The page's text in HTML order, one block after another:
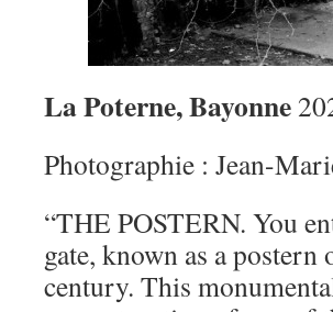
La Poterne, Bayonne
Photographie : Jean-
“THE POSTERN. You
gate, known as a
century. This